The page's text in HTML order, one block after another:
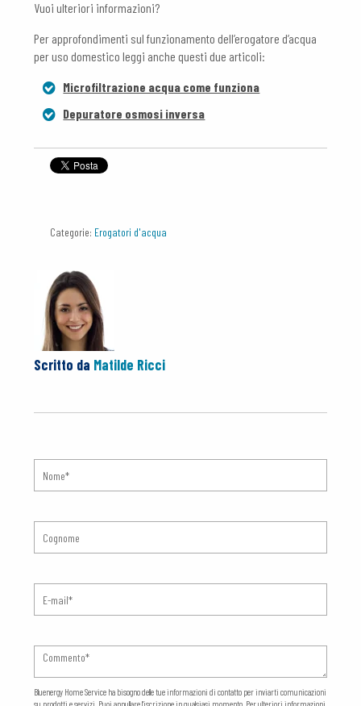
Vuoi ulteriori informazioni?
Per approfondimenti sul funzionamento dell’erogatore d’acqua
per uso domestico leggi anche questi due articoli:
Microfiltrazione acqua come funziona
Depuratore osmosi inversa
Categorie: Erogatori d'acqua
Scritto da Matilde Ricci
Bluenergy Home Service ha bisogno delle tue informazioni di contatto per inviarti comunicazioni